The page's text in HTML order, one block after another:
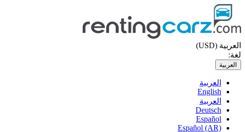
العربية (USD)
لغة:
العربية
العربية
English
العربية
Deutsch
Español
Español (AR)